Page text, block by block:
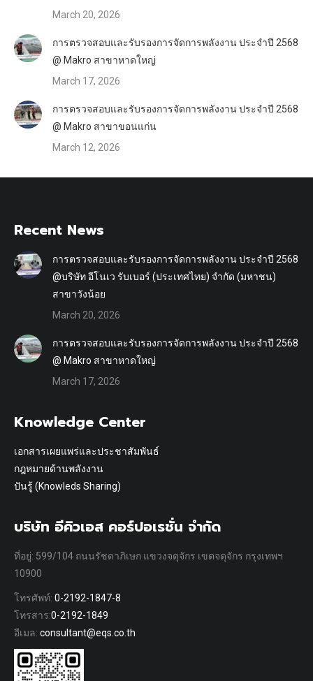
March 20, 2026
การตรวจสอบและรับรองการจัดการพลังงาน ประจำปี 2568
@ Makro สาขาหาดใหญ่
March 17, 2026
การตรวจสอบและรับรองการจัดการพลังงาน ประจำปี 2568
@ Makro สาขาขอนแก่น
March 12, 2026
Recent News
การตรวจสอบและรับรองการจัดการพลังงาน ประจำปี 2568
@บริษัท อีโนเว รับเบอร์ (ประเทศไทย) จำกัด (มหาชน)
สาขาวังน้อย
March 20, 2026
การตรวจสอบและรับรองการจัดการพลังงาน ประจำปี 2568
@ Makro สาขาหาดใหญ่
March 17, 2026
Knowledge Center
เอกสารเผยแพร่และประชาสัมพันธ์
กฎหมายด้านพลังงาน
ปันรู้ (Knowleds Sharing)
บริษัท อีคิวเอส คอร์ปอเรชั่น จำกัด
ที่อยู่: 599/104 ถนนรัชดาภิเษก แขวงจตุจักร เขตจตุจักร กรุงเทพฯ
10900
โทรศัพท์: 0-2192-1847-8
โทรสาร:0-2192-1849
อีเมล: consultant@eqs.co.th